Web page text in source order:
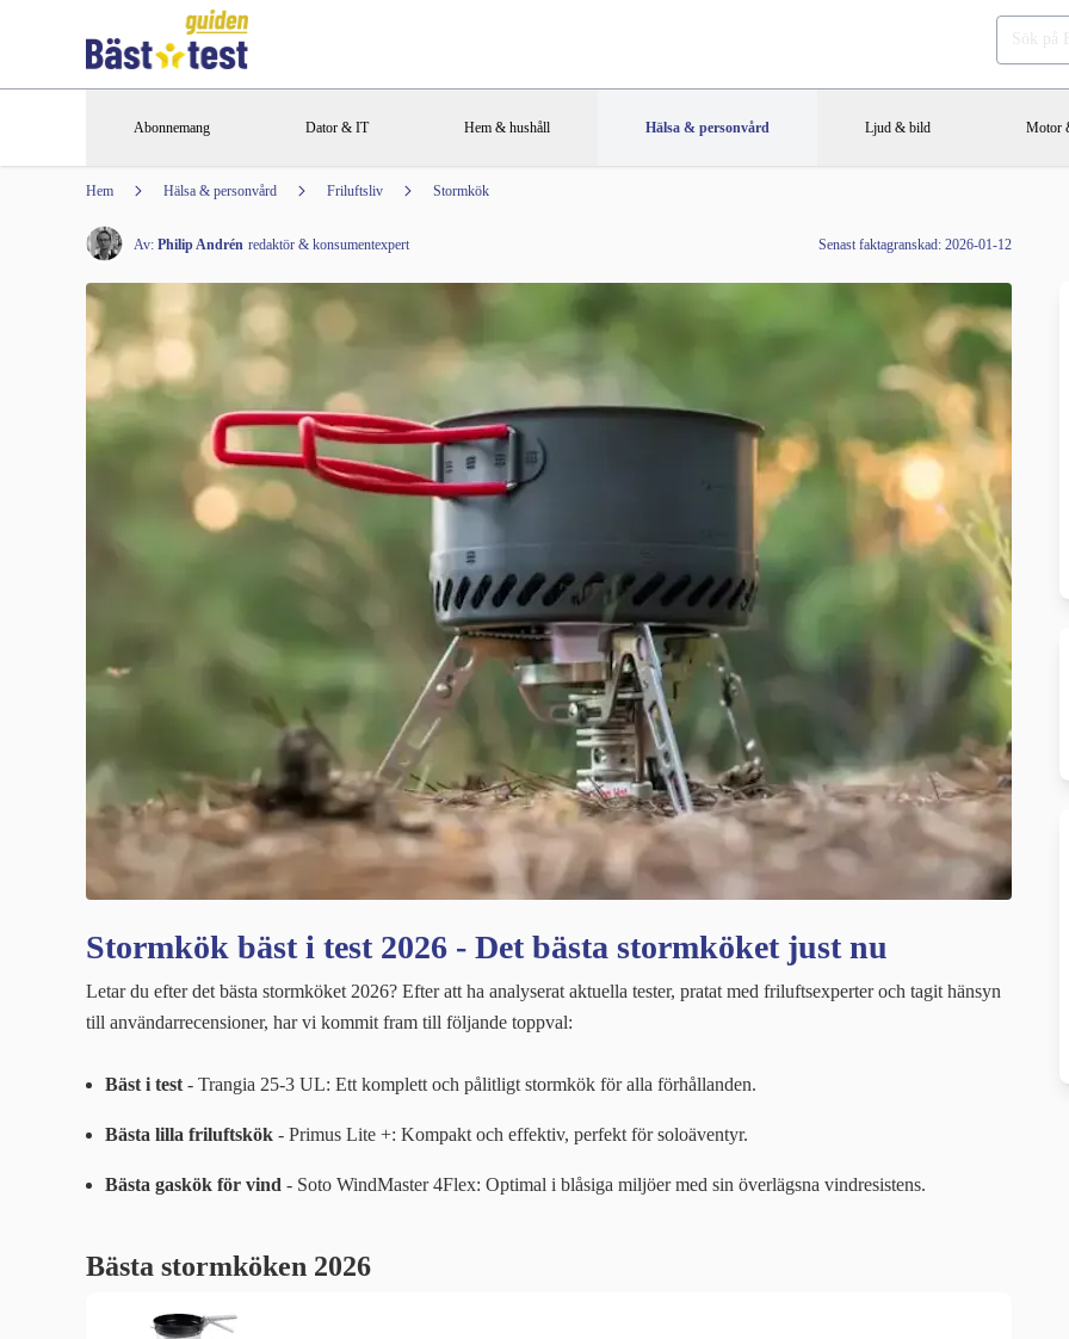
Abonnemang Dator & IT Hem & hushåll Hälsa & personvård Ljud & bild Motor
Hem Hälsa & personvård Friluftsliv Stormkök
Av: Philip Andrén redaktör & konsumentexpert Senast faktagranskad: 2026-01-12
Stormkök bäst i test 2026 - Det bästa stormköket just nu
Letar du efter det bästa stormköket 2026? Efter att ha analyserat aktuella tester, pratat med friluftsexperter och tagit hänsyn
till användarrecensioner, har vi kommit fram till följande toppval:
Bäst i test - Trangia 25-3 UL: Ett komplett och pålitligt stormkök för alla förhållanden.
Bästa lilla friluftskök - Primus Lite +: Kompakt och effektiv, perfekt för soloäventyr.
Bästa gaskök för vind - Soto WindMaster 4Flex: Optimal i blåsiga miljöer med sin överlägsna vindresistens.
Bästa stormköken 2026